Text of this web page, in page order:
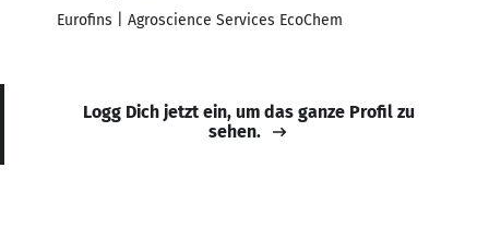
Eurofins | Agroscience Services EcoChem
Logg Dich jetzt ein, um das ganze Profil zu
sehen.